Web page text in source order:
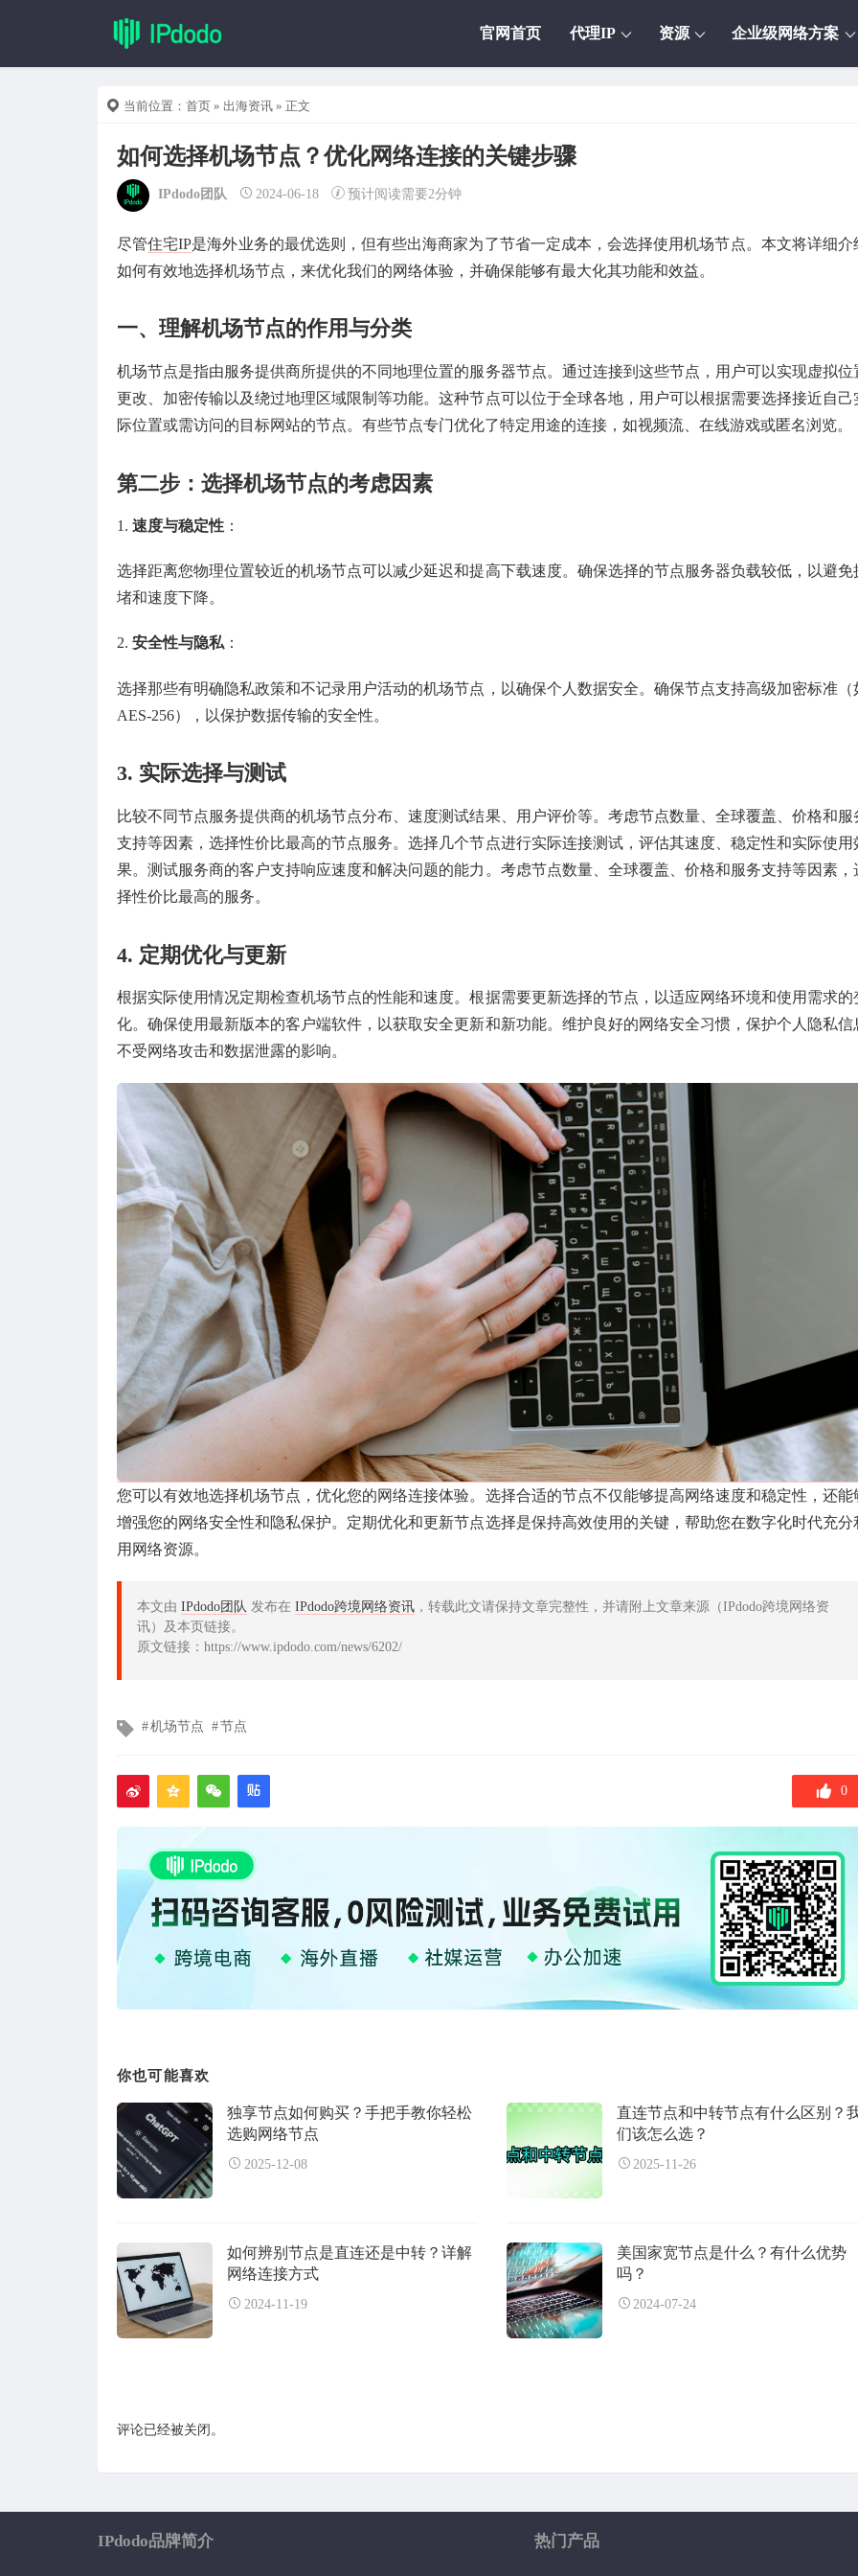
官网首页 代理IP 资源 企业级网络方案
当前位置： 首页 » 出海资讯 » 正文
如何选择机场节点？优化网络连接的关键步骤
IPdodo团队 2024-06-18 预计阅读需要2分钟
尽管住宅IP是海外业务的最优选则，但有些出海商家为了节省一定成本，会选择使用机场节点。本文将详细介
如何有效地选择机场节点，来优化我们的网络体验，并确保能够有最大化其功能和效益。
一、理解机场节点的作用与分类
机场节点是指由服务提供商所提供的不同地理位置的服务器节点。通过连接到这些节点，用户可以实现虚拟位
更改、加密传输以及绕过地理区域限制等功能。这种节点可以位于全球各地，用户可以根据需要选择接近自己
际位置或需访问的目标网站的节点。有些节点专门优化了特定用途的连接，如视频流、在线游戏或匿名浏览。
第二步：选择机场节点的考虑因素
1. 速度与稳定性 ：
选择距离您物理位置较近的机场节点可以减少延迟和提高下载速度。确保选择的节点服务器负载较低，以避免
堵和速度下降。
2. 安全性与隐私：
选择那些有明确隐私政策和不记录用户活动的机场节点，以确保个人数据安全。确保节点支持高级加密标准（
AES-256），以保护数据传输的安全性。
3. 实际选择与测试
比较不同节点服务提供商的机场节点分布、速度测试结果、用户评价等。考虑节点数量、全球覆盖、价格和服
支持等因素，选择性价比最高的节点服务。选择几个节点进行实际连接测试，评估其速度、稳定性和实际使用
果。测试服务商的客户支持响应速度和解决问题的能力。考虑节点数量、全球覆盖、价格和服务支持等因素，
择性价比最高的服务。
4. 定期优化与更新
根据实际使用情况定期检查机场节点的性能和速度。根据需要更新选择的节点，以适应网络环境和使用需求的
化。确保使用最新版本的客户端软件，以获取安全更新和新功能。维护良好的网络安全习惯，保护个人隐私信
不受网络攻击和数据泄露的影响。
您可以有效地选择机场节点，优化您的网络连接体验。选择合适的节点不仅能够提高网络速度和稳定性，还能
增强您的网络安全性和隐私保护。定期优化和更新节点选择是保持高效使用的关键，帮助您在数字化时代充分
用网络资源。
本文由 IPdodo团队 发布在 IPdodo跨境网络资讯 ，转载此文请保持文章完整性，并请附上文章来源（IPdodo跨境网络资
讯）及本页链接。
原文链接：https://www.ipdodo.com/news/6202/
文
签
机场节点 节点
0
你也可能喜欢
独享节点如何购买？手把手教你轻松
选购网络节点
2025-12-08
直连节点和中转节点有什么区别？
们该怎么选？
2025-11-26
如何辨别节点是直连还是中转？详解
网络连接方式
2024-11-19
美国家宽节点是什么？有什么优势
吗？
2024-07-24
评论已经被关闭。
IPdodo品牌简介 热门产品